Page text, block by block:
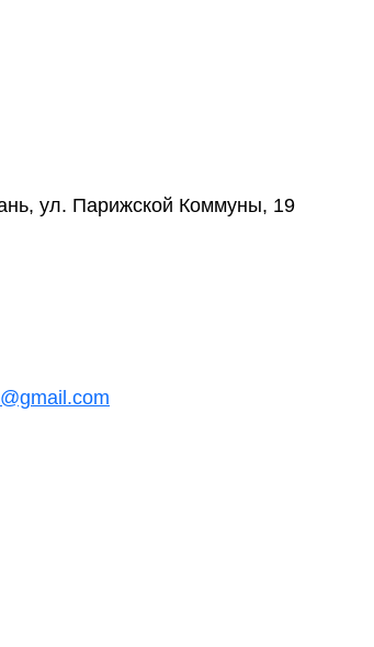
ул. Парижской Коммуны, 19